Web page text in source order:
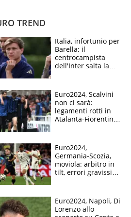
TREND
Italia, infortunio per
Barella: il
centrocampista
dell'Inter salta la
Euro2024, Scalvini
non ci sarà:
legamenti rotti in
Atalanta-Fiorentina
Gasperini
Euro2024,
Germania-Scozia,
moviola: arbitro in
tilt, errori gravissimi
Euro2024, Napoli, Di
Lorenzo allo